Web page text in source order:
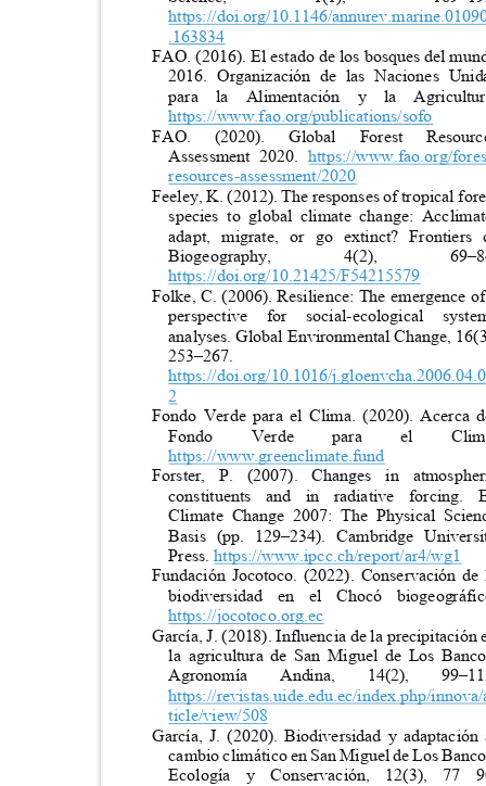
https://doi.org/10.1146/
.163834
FAO. (2016). El estado de los bosques del
2016. Organización de las Naciones
para la Alimentación y la
https://www.fao.org/publications/sofo
FAO. (2020). Global Forest
Assessment 2020.https://www.fao.org/
resources-assessment/2020
Feeley, K. (2012). The responses of tropical
species to global climate change:
adapt, migrate, or go extinct?
Biogeography,
https://doi.org/10.21425/F54215579
Folke, C. (2006). Resilience: The emergence
perspective for social-ecological
4(2), 69–
analyses. Global Environmental Change,
253–267.
https://doi.org/10.1016/
2
Fondo Verde para el Clima. (2020).
Fondo
Verde para el
https://www.greenclimate.fund
Forster, P. (2007). Changes in
constituents and in radiative
Climate Change 2007: The Physical
Basis (pp. 129–234). Cambridge
Press.https://www.ipcc.ch/report/ar4/wg1
Fundación Jocotoco. (2022). Conservación
biodiversidad en el Chocó
https://jocotoco.org.ec
García, J. (2018). Influencia de la
la agricultura de San Miguel de Los
Agronomía Andina, 14(2), 99–
https://revistas.uide.edu.ec/index.php/
ticle/view/508
García, J. (2020). Biodiversidad y
cambio climático en San Miguel de Los
Ecología y Conservación, 12(3),